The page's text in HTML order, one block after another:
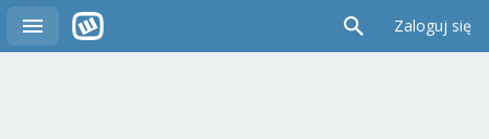
Zaloguj się